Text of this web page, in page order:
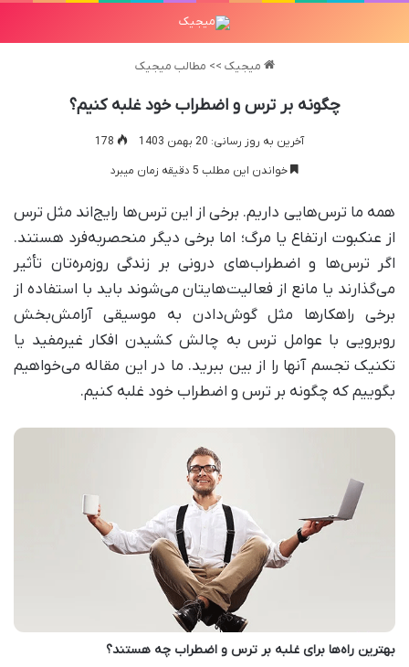
میجیک >> مطالب میجیک
چگونه بر ترس و اضطراب خود غلبه کنیم؟
آخرین به روز رسانی: 20 بهمن 1403
خواندن این مطلب 5 دقیقه زمان میبرد
همه ما ترس‌هایی داریم. برخی از این ترس‌ها رایج‌اند مثل ترس
از عنکبوت ارتفاع یا مرگ؛ اما برخی دیگر منحصر‌به‌فرد هستند.
اگر ترس‌ها و اضطراب‌های درونی بر زندگی روزمره‌تان تأثیر
می‌گذارند یا مانع از فعالیت‌هایتان می‌شوند باید با استفاده از
برخی راهکار‌ها مثل گوش‌دادن به موسیقی آرامش‌بخش
روبرویی با عوامل ترس به چالش کشیدن افکار غیرمفید یا
تکنیک تجسم آنها را از بین ببرید. ما در این مقاله می‌خواهیم
بگوییم که چگونه بر ترس و اضطراب خود غلبه کنیم.
بهترین راه‌ها برای غلبه بر ترس و اضطراب چه هستند؟